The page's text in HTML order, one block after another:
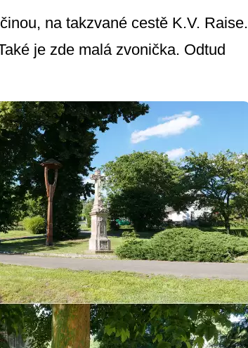
na takzvané cestě K.V. Raise.
je zde malá zvonička. Odtud